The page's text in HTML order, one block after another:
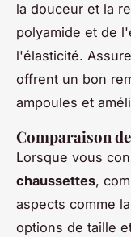
la douceur et la
polyamide et de
l'élasticité.
offrent un bon
ampoules et
Comparaison
Lorsque vous
chaussettes,
aspects comme
options de taille